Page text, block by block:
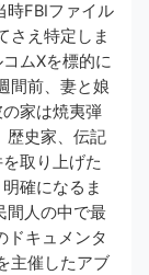
時FBIファイル
さえ特定しま
ムXを標的に
間前、妻と娘
家は焼夷弾
歴史家、伝記
取り上げた
確になるま
間人の中で最
ドキュメンタ
主催したアブ